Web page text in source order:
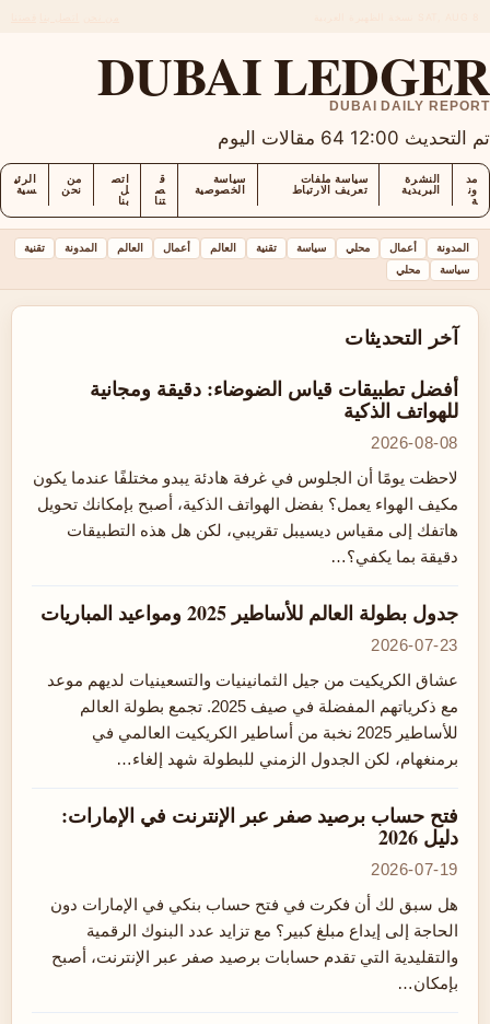
DUBAI LEDGER
DUBAI DAILY REPORT
تم التحديث 12:00 64 مقالات اليوم
الرئي
سية
من
نحن
اتص
ل
بنا
ق
ص
تنا
سياسة
الخصوصية
سياسة ملفات
تعريف الارتباط
النشرة
البريدية
مد
ون
ة
المدونة أعمال محلي سياسة تقنية العالم أعمال العالم المدونة
تقنية
سياسة
محلي
آخر التحديثات
أفضل تطبيقات قياس الضوضاء: دقيقة ومجانية
للهواتف الذكية
2026-08-08
لاحظت يومًا أن الجلوس في غرفة هادئة يبدو مختلفًا عندما يكون
مكيف الهواء يعمل؟ بفضل الهواتف الذكية، أصبح بإمكانك تحويل
هاتفك إلى مقياس ديسيبل تقريبي، لكن هل هذه التطبيقات
دقيقة بما يكفي؟…
جدول بطولة العالم للأساطير 2025 ومواعيد المباريات
2026-07-23
عشاق الكريكيت من جيل الثمانينيات والتسعينيات لديهم موعد
مع ذكرياتهم المفضلة في صيف 2025. تجمع بطولة العالم
للأساطير 2025 نخبة من أساطير الكريكيت العالمي في
برمنغهام، لكن الجدول الزمني للبطولة شهد إلغاء…
فتح حساب برصيد صفر عبر الإنترنت في الإمارات:
دليل 2026
2026-07-19
هل سبق لك أن فكرت في فتح حساب بنكي في الإمارات دون
الحاجة إلى إيداع مبلغ كبير؟ مع تزايد عدد البنوك الرقمية
والتقليدية التي تقدم حسابات برصيد صفر عبر الإنترنت، أصبح
بإمكان…